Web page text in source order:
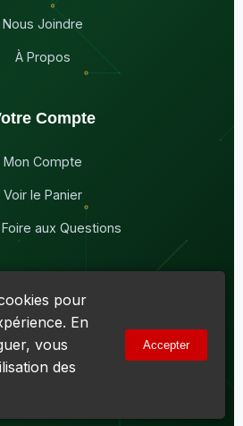
Nous Joindre
À Propos
Compte
Mon Compte
Voir le Panier
aux Questions
Inc.
& Cookies|
Conditions d'utilisation
Québec (NEQ) :
• TVQ : 10-1702-3051TQ0001
pour
En
vous
des
Accepter